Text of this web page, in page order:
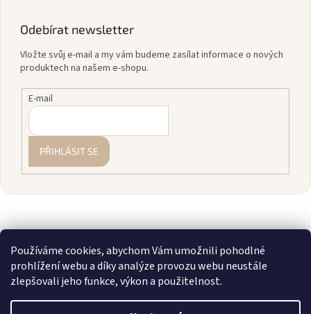
Používáme cookies, abychom Vám umožnili pohodlné
prohlížení webu a díky analýze provozu webu neustále
zlepšovali jeho funkce, výkon a použitelnost.
Odebírat newsletter
Vložte svůj e-mail a my vám budeme zasílat informace o nových
produktech na našem e-shopu.
E-mail
PŘIHLÁSIT SE
Vytvořil Shoptet